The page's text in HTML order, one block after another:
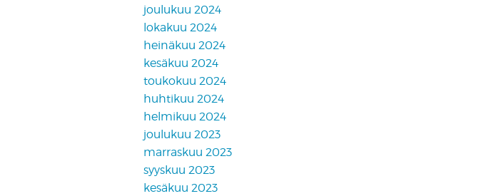
joulukuu 2024
lokakuu 2024
heinäkuu 2024
kesäkuu 2024
toukokuu 2024
huhtikuu 2024
helmikuu 2024
joulukuu 2023
marraskuu 2023
syyskuu 2023
kesäkuu 2023